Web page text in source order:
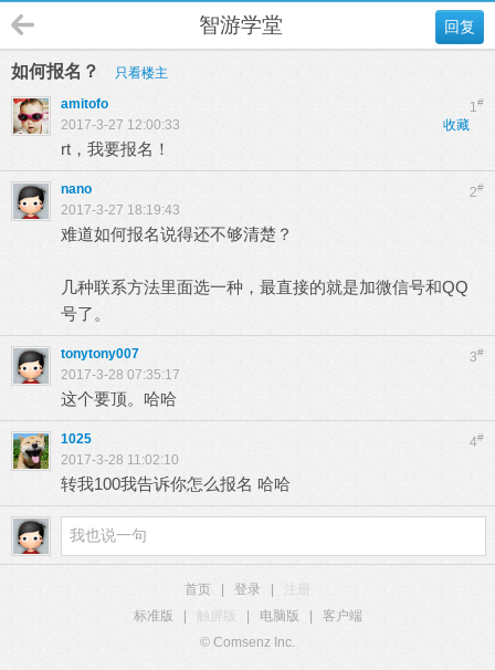
回复
智游学堂
如何报名？ 只看楼主
1#
amitofo
收藏
2017-3-27 12:00:33
rt，我要报名！
2#
nano
2017-3-27 18:19:43
难道如何报名说得还不够清楚？
几种联系方法里面选一种，最直接的就是加微信号和QQ
号了。
3#
tonytony007
2017-3-28 07:35:17
这个要顶。哈哈
4#
1025
2017-3-28 11:02:10
转我100我告诉你怎么报名 哈哈
首页 登录
标准版
触屏版 电脑版
客户端
© Comsenz Inc.